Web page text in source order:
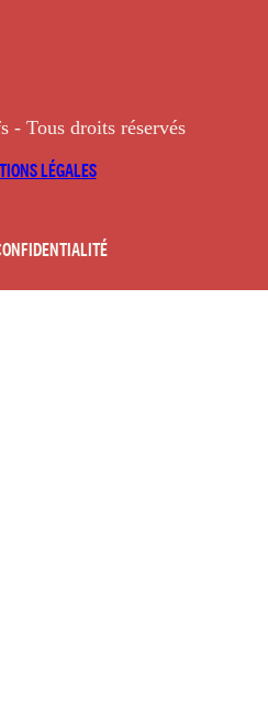
- Tous droits réservés
LÉGALES